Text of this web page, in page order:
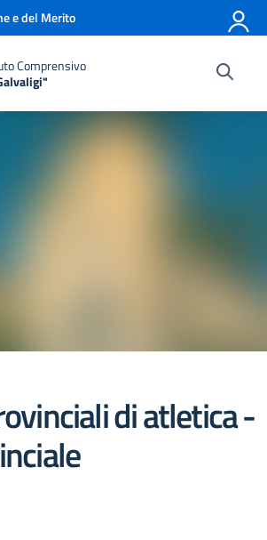
e del Merito
Comprensivo
la pagina iniziale della scuola
di atletica -